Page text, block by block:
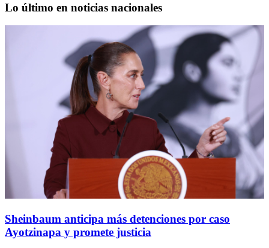
Lo último en noticias nacionales
Sheinbaum anticipa más detenciones por caso
Ayotzinapa y promete justicia